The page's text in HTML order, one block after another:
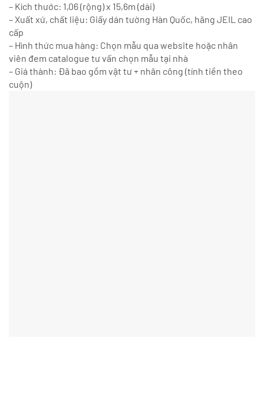
– Kích thước: 1,06 (rộng) x 15,6m (dài)
– Xuất xứ, chất liệu: Giấy dán tường Hàn Quốc, hãng JEIL cao
cấp
– Hình thức mua hàng: Chọn mẫu qua website hoặc nhân
viên đem catalogue tư vấn chọn mẫu tại nhà
– Giá thành: Đã bao gồm vật tư + nhân công (tính tiền theo
cuộn)